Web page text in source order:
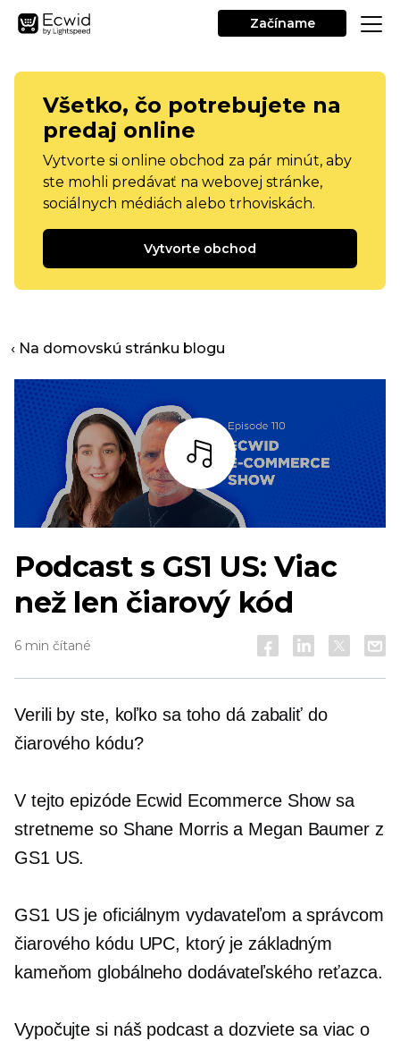
Začíname
Všetko, čo potrebujete na
predaj online
Vytvorte si online obchod za pár minút, aby
ste mohli predávať na webovej stránke,
sociálnych médiách alebo trhoviskách.
Vytvorte obchod
‹ Na domovskú stránku blogu
počúvať
Podcast s GS1 US: Viac
než len čiarový kód
6 min čítané
Verili by ste, koľko sa toho dá zabaliť do
čiarového kódu?
V tejto epizóde Ecwid Ecommerce Show sa
stretneme so Shane Morris a Megan Baumer z
GS1 US.
GS1 US je oficiálnym vydavateľom a správcom
čiarového kódu UPC, ktorý je základným
kameňom globálneho dodávateľského reťazca.
Vypočujte si náš podcast a dozviete sa viac o